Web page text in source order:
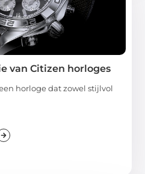
van Citizen horloges
horloge dat zowel stijlvol